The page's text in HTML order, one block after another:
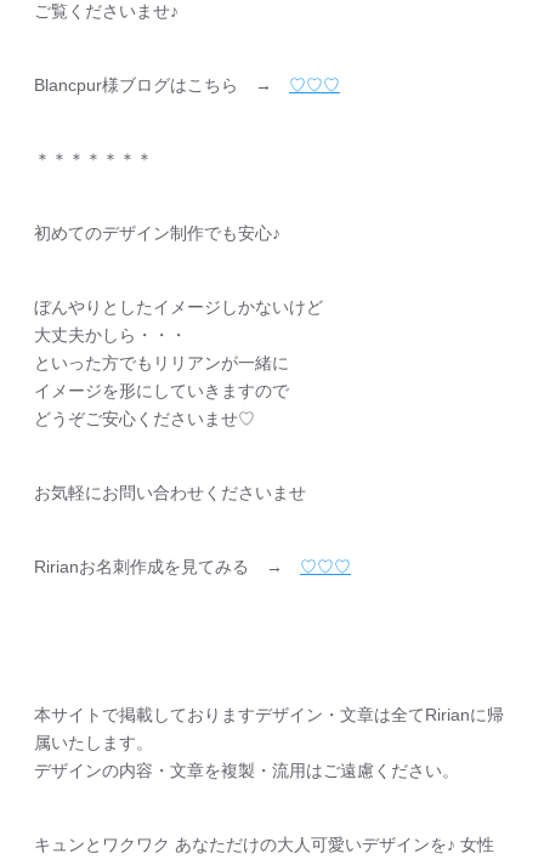
ご覧くださいませ♪
Blancpur様ブログはこちら → ♡♡♡
＊＊＊＊＊＊＊
初めてのデザイン制作でも安心♪
ぼんやりとしたイメージしかないけど
大丈夫かしら・・・
といった方でもリリアンが一緒に
イメージを形にしていきますので
どうぞご安心くださいませ♡
お気軽にお問い合わせくださいませ
Ririanお名刺作成を見てみる → ♡♡♡
本サイトで掲載しておりますデザイン・文章は全てRirianに帰
属いたします。
デザインの内容・文章を複製・流用はご遠慮ください。
キュンとワクワク あなただけの大人可愛いデザインを♪ 女性